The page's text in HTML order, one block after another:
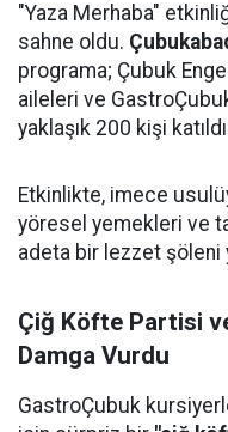
"Yaza Merhaba"
sahne oldu.
programa; Çubuk
aileleri ve
yaklaşık 200 kişi
Etkinlikte, imece
yöresel yemekleri ve
adeta bir lezzet şöleni
Çiğ Köfte Partisi
Damga Vurdu
GastroÇubuk